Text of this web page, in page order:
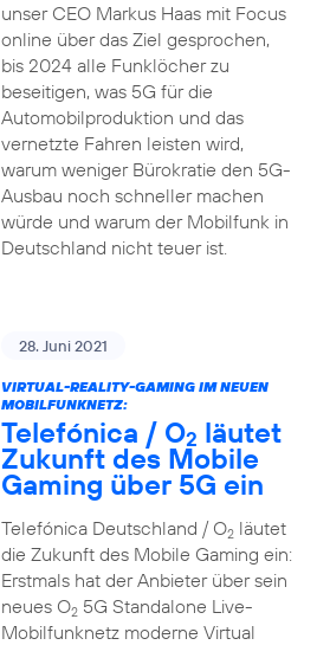
unser CEO Markus Haas mit Focus
online über das Ziel gesprochen,
bis 2024 alle Funklöcher zu
beseitigen, was 5G für die
Automobilproduktion und das
vernetzte Fahren leisten wird,
warum weniger Bürokratie den 5G-
Ausbau noch schneller machen
würde und warum der Mobilfunk in
Deutschland nicht teuer ist.
28. Juni 2021
VIRTUAL-REALITY-GAMING IM NEUEN
MOBILFUNKNETZ:
Telefónica / O2 läutet
Zukunft des Mobile
Gaming über 5G ein
Telefónica Deutschland / O2läutet
die Zukunft des Mobile Gaming ein:
Erstmals hat der Anbieter über sein
neues O25G Standalone Live-
Mobilfunknetz moderne Virtual